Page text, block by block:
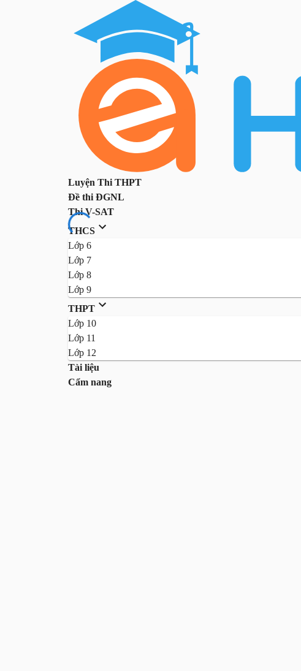
Luyện Thi THPT
Đề thi ĐGNL
Thi V-SAT
THCS
Lớp 6
Lớp 7
Lớp 8
Lớp 9
THPT
Lớp 10
Lớp 11
Lớp 12
Tài liệu
Cẩm nang